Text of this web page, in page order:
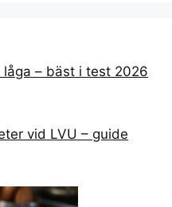
– bäst i test 2026
vid LVU – guide